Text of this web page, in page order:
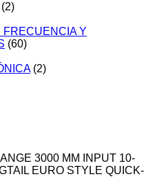
(2)
Y
(60)
(2)
3000 MM INPUT 10-
EURO STYLE QUICK-